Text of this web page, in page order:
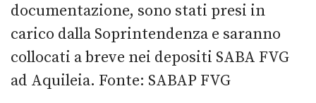
documentazione, sono stati presi in
carico dalla Soprintendenza e saranno
collocati a breve nei depositi SABA FVG
ad Aquileia. Fonte: SABAP FVG